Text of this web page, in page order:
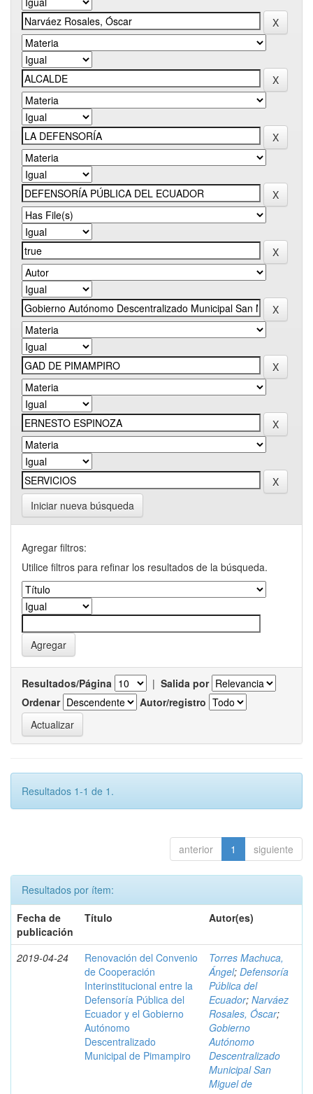
Iniciar nueva búsqueda
Agregar filtros:
Utilice filtros para refinar los resultados de la búsqueda.
Resultados/Página | Salida por
Ordenar
Autor/registro
Resultados 1-1 de 1.
anterior 1 siguiente
Resultados por ítem:
Fecha de
publicación
Título Autor(es)
2019-04-24
Renovación del Convenio
de Cooperación
Interinstitucional entre la
Defensoría Pública del
Ecuador y el Gobierno
Autónomo
Descentralizado
Municipal de Pimampiro
Torres Machuca,
Ángel; Defensoría
Pública del
Ecuador; Narváez
Rosales, Óscar;
Gobierno
Autónomo
Descentralizado
Municipal San
Miguel de